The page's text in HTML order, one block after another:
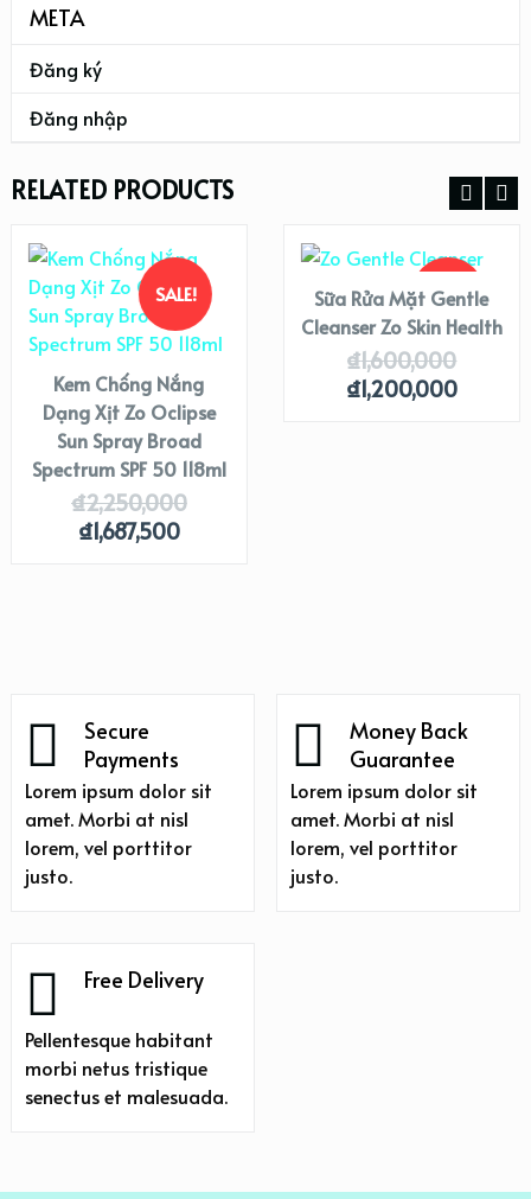
META
Đăng ký
Đăng nhập
RELATED PRODUCTS
SALE!
Kem Chống Nắng
Dạng Xịt Zo Oclipse
Sun Spray Broad
Spectrum SPF 50 118ml
₫2,250,000
₫1,687,500
SALE!
Sữa Rửa Mặt Gentle
Cleanser Zo Skin Health
₫1,600,000
₫1,200,000
Secure
Payments
Lorem ipsum dolor sit
amet. Morbi at nisl
lorem, vel porttitor
justo.
Money Back
Guarantee
Lorem ipsum dolor sit
amet. Morbi at nisl
lorem, vel porttitor
justo.
Free Delivery
Pellentesque habitant
morbi netus tristique
senectus et malesuada.